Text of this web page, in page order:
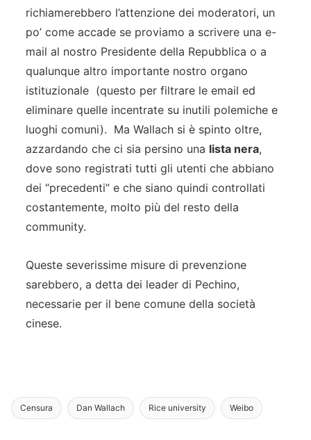
richiamerebbero l’attenzione dei moderatori, un
po’ come accade se proviamo a scrivere una e-
mail al nostro Presidente della Repubblica o a
qualunque altro importante nostro organo
istituzionale (questo per filtrare le email ed
eliminare quelle incentrate su inutili polemiche e
luoghi comuni). Ma Wallach si è spinto oltre,
azzardando che ci sia persino una lista nera,
dove sono registrati tutti gli utenti che abbiano
dei “precedenti” e che siano quindi controllati
costantemente, molto più del resto della
community.
Queste severissime misure di prevenzione
sarebbero, a detta dei leader di Pechino,
necessarie per il bene comune della società
cinese.
Censura Dan Wallach Rice university Weibo